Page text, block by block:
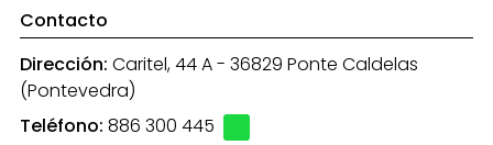
Contacto
Dirección: Caritel, 44 A - 36829 Ponte Caldelas
(Pontevedra)
Teléfono: 886 300 445